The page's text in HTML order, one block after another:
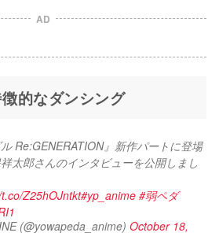
AD
的なダンシング
Re:GENERATION』新作パートに登場
太郎さんのインタビューを公開しまし
Z25hOJntkt#yp_anime #弱ペダ
(@yowapeda_anime) October 18,